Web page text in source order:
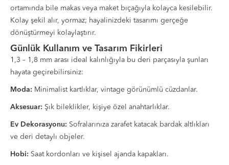
ortamında bile makas veya maket bıçağıyla kolayca kesilebilir.
Kolay şekil alır, yormaz; hayalinizdeki tasarımı gerçeğe
dönüştürmeyi kolaylaştırır.
Günlük Kullanım ve Tasarım Fikirleri
1,3 – 1,8 mm arası ideal kalınlığıyla bu deri parçasıyla şunları
hayata geçirebilirsiniz:
Moda: Minimalist kartlıklar, vintage görünümlü cüzdanlar.
Aksesuar: Şık bileklikler, kişiye özel anahtarlıklar.
Ev Dekorasyonu: Sofralarınıza zarafet katacak bardak altlıkları
ve deri detaylı objeler.
Hobi: Saat kordonları ve kişisel ajanda kapakları.